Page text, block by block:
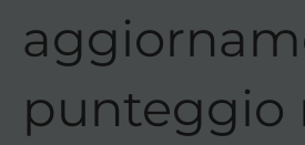
punteggio